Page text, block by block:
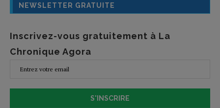
NEWSLETTER GRATUITE
Inscrivez-vous gratuitement à La
Chronique Agora
S'INSCRIRE